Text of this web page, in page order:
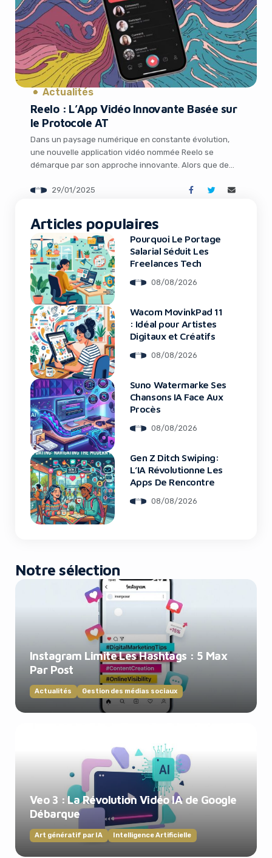
Actualités
Reelo : L’App Vidéo Innovante Basée sur
le Protocole AT
Dans un paysage numérique en constante évolution,
une nouvelle application vidéo nommée Reelo se
démarque par son approche innovante. Alors que de
d’ »un TikTok pour Bluesky », Reelo emprunte une voie
passionnantes. Au-delà des […]
29/01/2025
Articles populaires
Pourquoi Le Portage
Salarial Séduit Les
Freelances Tech
08/08/2026
Wacom MovinkPad 11
: Idéal pour Artistes
Digitaux et Créatifs
08/08/2026
Suno Watermarke Ses
Chansons IA Face Aux
Procès
08/08/2026
Gen Z Ditch Swiping:
L’IA Révolutionne Les
Apps De Rencontre
08/08/2026
Notre sélection
Instagram Limite Les Hashtags : 5 Max
Par Post
Actualités Gestion des médias sociaux
Veo 3 : La Révolution Vidéo IA de Google
Débarque
Art génératif par IA Intelligence Artificielle
Yes, I will turn off Ad-Blocker
No Thanks